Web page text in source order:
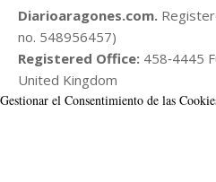
Diarioaragones.com.
no. 548956457)
Registered Office: 458‑4445
United Kingdom
Gestionar el Consentimiento de las